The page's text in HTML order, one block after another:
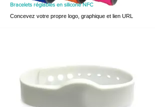
Bracelets réglables en silicone NFC
Concevez votre propre logo, graphique et lien URL